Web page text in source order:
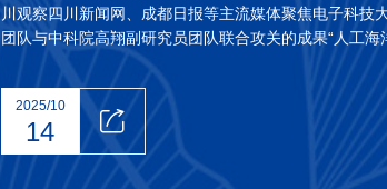
川观察四川新闻网、成都日报等主流媒体聚焦电子科技
团队与中科院高翔副研究员团队联合攻关的成果“人工海
统”这项研究成果为海洋碳资源高值化利用和低碳发展提
路径快跟小电一起来了解一下吧！
2025/10
14